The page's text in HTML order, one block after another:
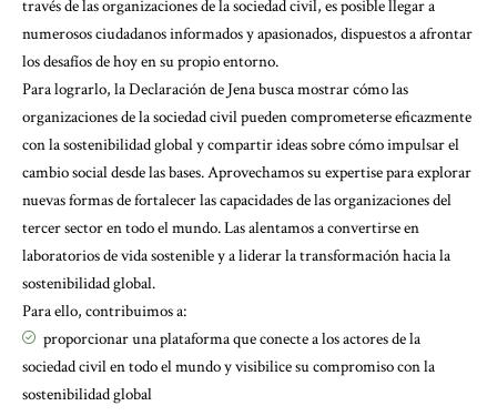
través de las organizaciones de la sociedad civil, es posible llegar a
numerosos ciudadanos informados y apasionados, dispuestos a afrontar
los desafíos de hoy en su propio entorno.
Para lograrlo, la Declaración de Jena busca mostrar cómo las
organizaciones de la sociedad civil pueden comprometerse eficazmente
con la sostenibilidad global y compartir ideas sobre cómo impulsar el
cambio social desde las bases. Aprovechamos su expertise para explorar
nuevas formas de fortalecer las capacidades de las organizaciones del
tercer sector en todo el mundo. Las alentamos a convertirse en
laboratorios de vida sostenible y a liderar la transformación hacia la
sostenibilidad global.
Para ello, contribuimos a:
proporcionar una plataforma que conecte a los actores de la
sociedad civil en todo el mundo y visibilice su compromiso con la
sostenibilidad global